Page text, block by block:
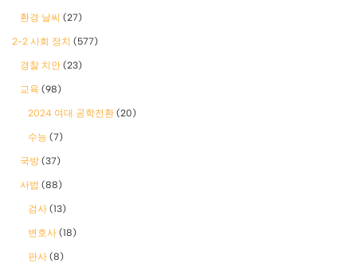
환경 날씨 (27)
2-2 사회 정치 (577)
경찰 치안 (23)
교육 (98)
2024 여대 공학전환 (20)
수능 (7)
국방 (37)
사법 (88)
검사 (13)
변호사 (18)
판사 (8)